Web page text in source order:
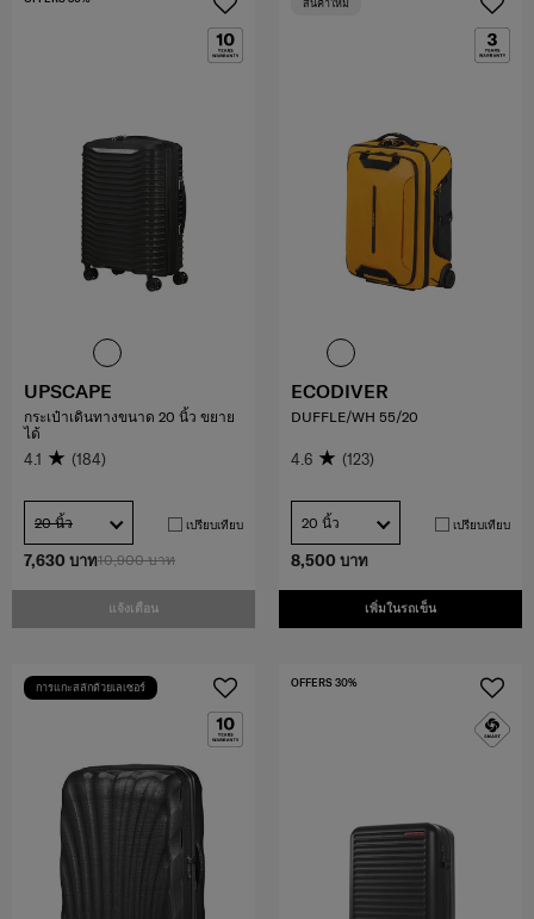
10,900 บาท
7,630 บาท
แจ้งเตือน
UPSCAPE
กระเป๋าเดินทางขนาด 20 นิ้ว ขยาย
ได้
4.1 (184)
20 นิ้ว เปรียบเทียบ
8,500 บาท
เพิ่มในรถเข็น
สินค้าใหม่
ECODIVER
DUFFLE/WH 55/20
4.6 (123)
20 นิ้ว เปรียบเทียบ
การแกะสลักด้วยเลเซอร์ OFFERS 30%